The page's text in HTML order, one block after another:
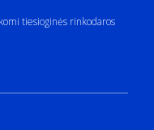
tiesioginės rinkodaros